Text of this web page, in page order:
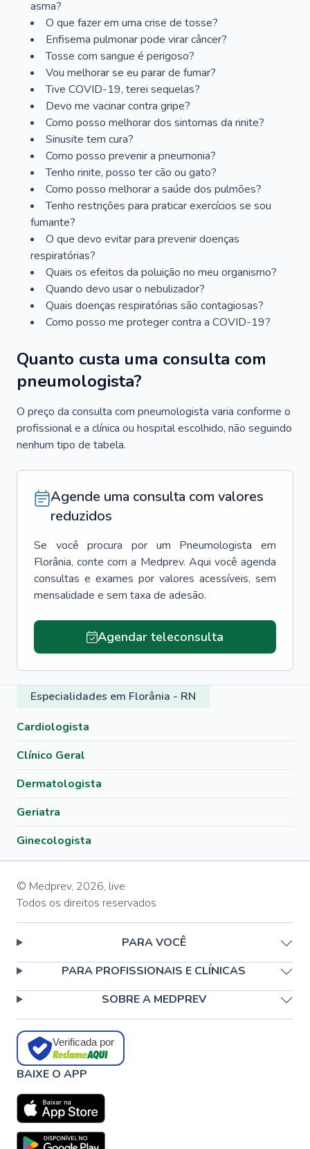
asma?
O que fazer em uma crise de tosse?
Enfisema pulmonar pode virar câncer?
Tosse com sangue é perigoso?
Vou melhorar se eu parar de fumar?
Tive COVID-19, terei sequelas?
Devo me vacinar contra gripe?
Como posso melhorar dos sintomas da rinite?
Sinusite tem cura?
Como posso prevenir a pneumonia?
Tenho rinite, posso ter cão ou gato?
Como posso melhorar a saúde dos pulmões?
Tenho restrições para praticar exercícios se sou
fumante?
O que devo evitar para prevenir doenças
respiratórias?
Quais os efeitos da poluição no meu organismo?
Quando devo usar o nebulizador?
Quais doenças respiratórias são contagiosas?
Como posso me proteger contra a COVID-19?
Quanto custa uma consulta com
pneumologista?
O preço da consulta com pneumologista varia conforme o
profissional e a clínica ou hospital escolhido, não seguindo
nenhum tipo de tabela.
Agende uma consulta com valores
reduzidos
Se você procura por um Pneumologista
em
Florânia, conte com a Medprev. Aqui você agenda
consultas e exames por valores acessíveis, sem
mensalidade e sem taxa de adesão.
Agendar teleconsulta
Especialidades em Florânia - RN
Cardiologista
Clínico Geral
Dermatologista
Geriatra
Ginecologista
© Medprev, 2026, live
Todos os direitos reservados
PARA VOCÊ
PARA PROFISSIONAIS E CLÍNICAS
SOBRE A MEDPREV
Verificada por
BAIXE O APP